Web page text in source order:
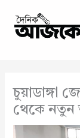
content
চুয়াডাঙ্গা
থেকে নতুন